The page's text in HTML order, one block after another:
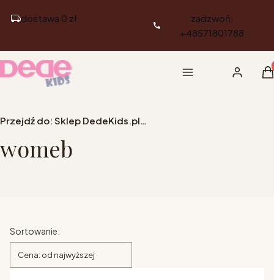
dostawa 0 zł
zadzwoń:
+48571801788
Menu Zaloguj się
Przejdź do: Sklep DedeKids.pl - Meble dziecięce i młodzieżowe
womeb
Lista produktów
Sortowanie:
Cena: od najwyższej